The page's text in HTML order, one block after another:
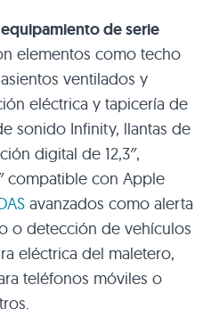
equipamiento de serie
elementos como techo
ventilados y
eléctrica y tapicería de
sonido Infinity, llantas de
digital de 12,3″,
compatible con Apple
avanzados como alerta
o detección de vehículos
eléctrica del maletero,
teléfonos móviles o